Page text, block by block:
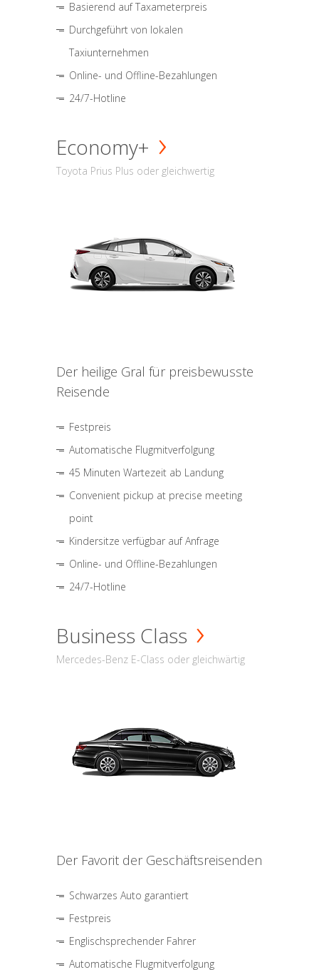
Basierend auf Taxameterpreis
Durchgeführt von lokalen
Taxiunternehmen
Online- und Offline-Bezahlungen
24/7-Hotline
Economy+
Toyota Prius Plus oder gleichwertig
Der heilige Gral für preisbewusste
Reisende
Festpreis
Automatische Flugmitverfolgung
45 Minuten Wartezeit ab Landung
Convenient pickup at precise meeting
point
Kindersitze verfügbar auf Anfrage
Online- und Offline-Bezahlungen
24/7-Hotline
Business Class
Mercedes-Benz E-Class oder gleichwärtig
Der Favorit der Geschäftsreisenden
Schwarzes Auto garantiert
Festpreis
Englischsprechender Fahrer
Automatische Flugmitverfolgung